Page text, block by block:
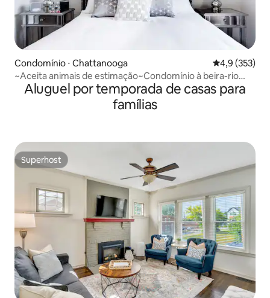
Condomínio ⋅ Chattanooga 4,9 de uma
4,9 (353)
~Aceita animais de estimação~Condomínio à beira-rio
com varanda
Aluguel por temporada de casas para
famílias
Superhost
Superhost